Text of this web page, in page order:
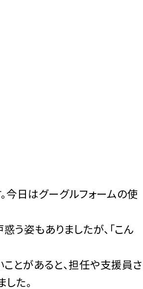
今日はグーグルフォームの使
姿もありましたが、「こん
とがあると、担任や支援員さ
た。